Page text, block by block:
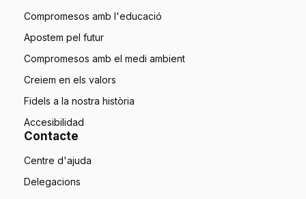
Compromesos amb l'educació
Apostem pel futur
Compromesos amb el medi ambient
Creiem en els valors
Fidels a la nostra història
Accesibilidad
Contacte
Centre d'ajuda
Delegacions